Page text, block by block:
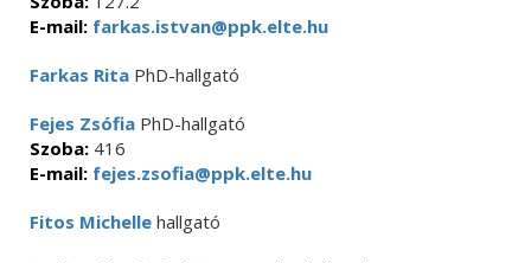
E-mail: farkas.istvan@ppk.elte.hu
Farkas Rita PhD-hallgató
Fejes Zsófia PhD-hallgató
Szoba: 416
E-mail: fejes.zsofia@ppk.elte.hu
Fitos Michelle hallgató